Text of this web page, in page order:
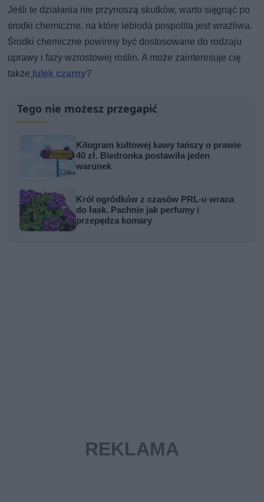
Jeśli te działania nie przynoszą skutków, warto sięgnąć po
środki chemiczne, na które lebioda pospolita jest wrażliwa.
Środki chemiczne powinny być dostosowane do rodzaju
uprawy i fazy wzrostowej roślin. A może zainteresuje cię
także lulek czarny?
Tego nie możesz przegapić
Kilogram kultowej kawy tańszy o prawie
40 zł. Biedronka postawiła jeden
warunek
Król ogródków z czasów PRL-u wraca
do łask. Pachnie jak perfumy i
przepędza komary